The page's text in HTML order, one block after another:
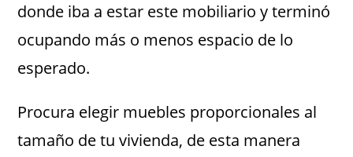
donde iba a estar este mobiliario y terminó
ocupando más o menos espacio de lo
esperado.
Procura elegir muebles proporcionales al
tamaño de tu vivienda, de esta manera